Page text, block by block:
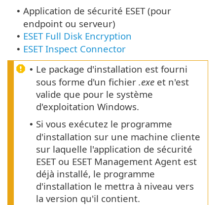
• Application de sécurité ESET (pour
endpoint ou serveur)
• ESET Full Disk Encryption
• ESET Inspect Connector
• Le package d'installation est fourni
sous forme d'un fichier .exe et n'est
valide que pour le système
d'exploitation Windows.
• Si vous exécutez le programme
d'installation sur une machine cliente
sur laquelle l'application de sécurité
ESET ou ESET Management Agent est
déjà installé, le programme
d'installation le mettra à niveau vers
la version qu'il contient.